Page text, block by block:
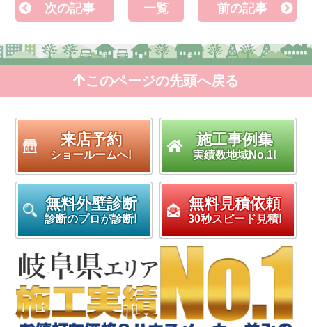
次の記事 一覧 前の記事
このページの先頭へ戻る
来店予約
ショールームへ!
施工事例集
実績数地域No.1!
無料外壁診断
診断のプロが診断!
無料見積依頼
30秒スピード見積!